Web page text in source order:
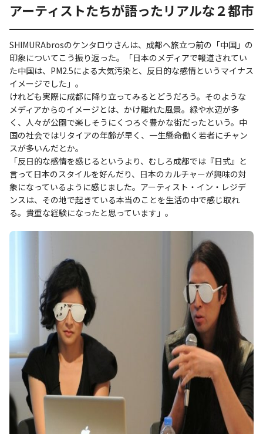
アーティストたちが語ったリアルな２都市
SHIMURAbrosのケンタロウさんは、成都へ旅立つ前の「中国」の
印象についてこう振り返った。「日本のメディアで報道されてい
た中国は、PM2.5による大気汚染と、反日的な感情というマイナス
イメージでした」。
けれども実際に成都に降り立ってみるとどうだろう。そのような
メディアからのイメージとは、かけ離れた風景。緑や水辺が多
く、人々が公園で楽しそうにくつろぐ豊かな街だったという。中
国の社会ではリタイアの年齢が早く、一生懸命働く若者にチャン
スが多いんだとか。
「反日的な感情を感じるというより、むしろ成都では『日式』と
言って日本のスタイルを好んだり、日本のカルチャーが興味の対
象になっているように感じました。アーティスト・イン・レジデ
ンスは、その地で起きている本当のことを生活の中で感じ取れ
る。貴重な経験になったと思っています」。